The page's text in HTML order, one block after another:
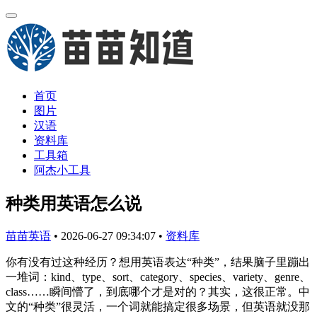
首页
图片
汉语
资料库
工具箱
阿杰小工具
种类用英语怎么说
苗苗英语 • 2026-06-27 09:34:07 • 资料库
你有没有过这种经历？想用英语表达“种类”，结果脑子里蹦出
一堆词：kind、type、sort、category、species、variety、genre、
class……瞬间懵了，到底哪个才是对的？其实，这很正常。中
文的“种类”很灵活，一个词就能搞定很多场景，但英语就没那